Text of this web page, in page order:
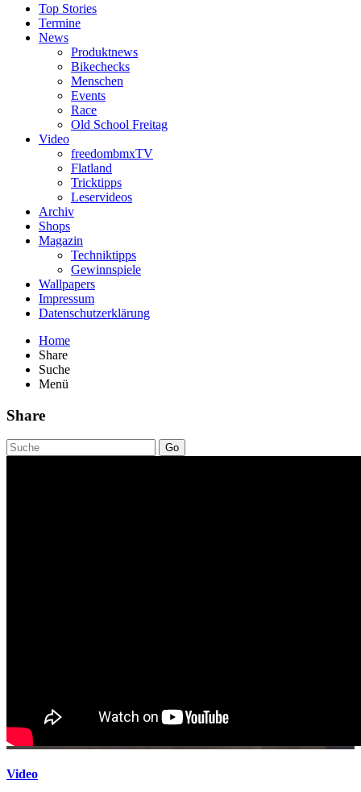
Top Stories
Termine
News
Produktnews
Bikechecks
Menschen
Events
Race
Old School Freitag
Video
freedombmxTV
Flatland
Tricktipps
Leservideos
Archiv
Shops
Magazin
Techniktipps
Gewinnspiele
Wallpapers
Impressum
Datenschutzerklärung
Home
Share
Suche
Menü
Share
Go
Video